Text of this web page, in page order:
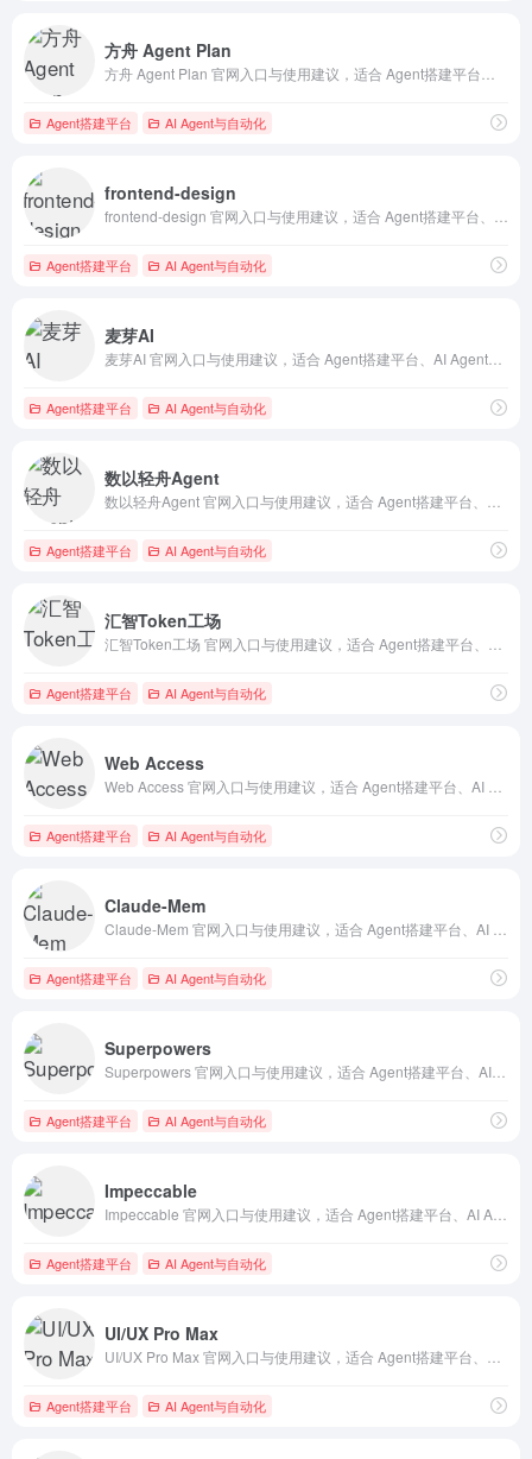
方舟 Agent Plan
Agent搭建平台 AI Agent与自动化
frontend-design
Agent搭建平台 AI Agent与自动化
麦芽AI
Agent搭建平台 AI Agent与自动化
数以轻舟Agent
Agent搭建平台 AI Agent与自动化
汇智Token工场
Agent搭建平台 AI Agent与自动化
Web Access
Agent搭建平台 AI Agent与自动化
Claude-Mem
Agent搭建平台 AI Agent与自动化
Superpowers
Agent搭建平台 AI Agent与自动化
Impeccable
Agent搭建平台 AI Agent与自动化
UI/UX Pro Max
Agent搭建平台 AI Agent与自动化